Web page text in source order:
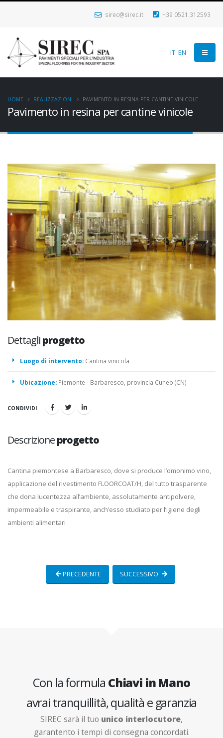
sirec@sirec.it +39 0521.312593
IT EN
Pavimento in resina per cantine vinicole
HOME REALIZZAZIONI PAVIMENTO IN RESINA PER CANTINE VINICOLE
Dettagliprogetto
Luogo di intervento: Cantina vinicola
Ubicazione: Piemonte - Barbaresco, provincia Cuneo (CN)
CONDIVIDI
Descrizioneprogetto
Cantina piemontese a Barbaresco, dove si produce l’omonimo vino,
applicazione del rivestimento FLOORCOAT/H, del tutto trasparente
che dona lucentezza all’ambiente, assolutamente antipolvere,
impermeabile e traspirante, anch’esso studiato per l’igiene degli
ambienti alimentari
PRECEDENTE SUCCESSIVO
Con la formula Chiavi in Mano
avrai tranquillità, qualità e garanzia
SIREC sarà il tuo unico interlocutore,
garantento i tempi di consegna concordati.